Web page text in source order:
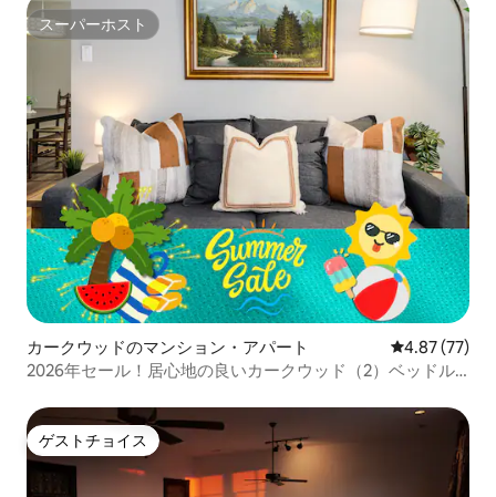
スーパーホスト
スーパーホスト
カークウッドのマンション・アパート レビュー77
4.87 (77)
2026年セール！居心地の良いカークウッド（2）ベッドル
ゲストチョイス
ゲストチョイス